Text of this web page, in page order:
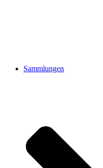
Sammlungen